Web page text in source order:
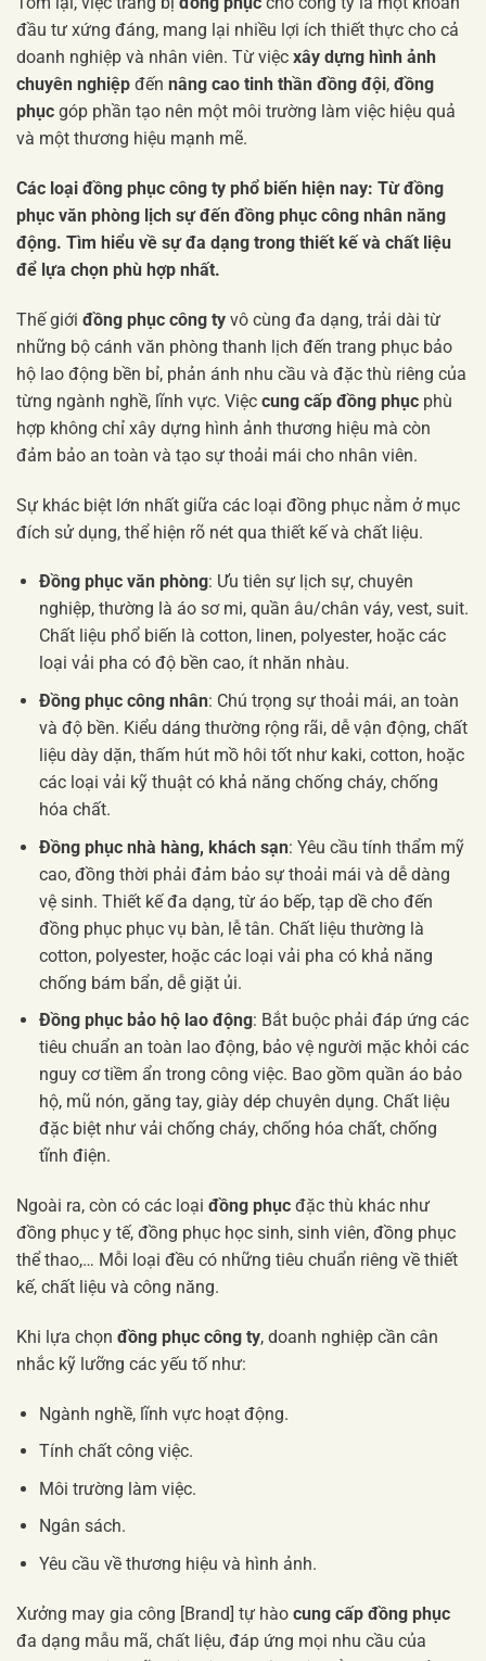
đầu tư xứng đáng, mang lại nhiều lợi ích thiết thực cho cả
doanh nghiệp và nhân viên. Từ việc xây dựng hình ảnh
chuyên nghiệp đến nâng cao tinh thần đồng đội, đồng
phục góp phần tạo nên một môi trường làm việc hiệu quả
và một thương hiệu mạnh mẽ.
Các loại đồng phục công ty phổ biến hiện nay: Từ đồng
phục văn phòng lịch sự đến đồng phục công nhân năng
động. Tìm hiểu về sự đa dạng trong thiết kế và chất liệu
để lựa chọn phù hợp nhất.
Thế giới đồng phục công ty vô cùng đa dạng, trải dài từ
những bộ cánh văn phòng thanh lịch đến trang phục bảo
hộ lao động bền bỉ, phản ánh nhu cầu và đặc thù riêng của
từng ngành nghề, lĩnh vực. Việc cung cấp đồng phục phù
hợp không chỉ xây dựng hình ảnh thương hiệu mà còn
đảm bảo an toàn và tạo sự thoải mái cho nhân viên.
Sự khác biệt lớn nhất giữa các loại đồng phục nằm ở mục
đích sử dụng, thể hiện rõ nét qua thiết kế và chất liệu.
Đồng phục văn phòng: Ưu tiên sự lịch sự, chuyên
nghiệp, thường là áo sơ mi, quần âu/chân váy, vest, suit.
Chất liệu phổ biến là cotton, linen, polyester, hoặc các
loại vải pha có độ bền cao, ít nhăn nhàu.
Đồng phục công nhân: Chú trọng sự thoải mái, an toàn
và độ bền. Kiểu dáng thường rộng rãi, dễ vận động, chất
liệu dày dặn, thấm hút mồ hôi tốt như kaki, cotton, hoặc
các loại vải kỹ thuật có khả năng chống cháy, chống
hóa chất.
Đồng phục nhà hàng, khách sạn: Yêu cầu tính thẩm mỹ
cao, đồng thời phải đảm bảo sự thoải mái và dễ dàng
vệ sinh. Thiết kế đa dạng, từ áo bếp, tạp dề cho đến
đồng phục phục vụ bàn, lễ tân. Chất liệu thường là
cotton, polyester, hoặc các loại vải pha có khả năng
chống bám bẩn, dễ giặt ủi.
Đồng phục bảo hộ lao động: Bắt buộc phải đáp ứng các
tiêu chuẩn an toàn lao động, bảo vệ người mặc khỏi các
nguy cơ tiềm ẩn trong công việc. Bao gồm quần áo bảo
hộ, mũ nón, găng tay, giày dép chuyên dụng. Chất liệu
đặc biệt như vải chống cháy, chống hóa chất, chống
tĩnh điện.
Ngoài ra, còn có các loại đồng phục đặc thù khác như
đồng phục y tế, đồng phục học sinh, sinh viên, đồng phục
thể thao,… Mỗi loại đều có những tiêu chuẩn riêng về thiết
kế, chất liệu và công năng.
Khi lựa chọn đồng phục công ty, doanh nghiệp cần cân
nhắc kỹ lưỡng các yếu tố như:
Ngành nghề, lĩnh vực hoạt động.
Tính chất công việc.
Môi trường làm việc.
Ngân sách.
Yêu cầu về thương hiệu và hình ảnh.
Xưởng may gia công [Brand] tự hào cung cấp đồng phục
đa dạng mẫu mã, chất liệu, đáp ứng mọi nhu cầu của